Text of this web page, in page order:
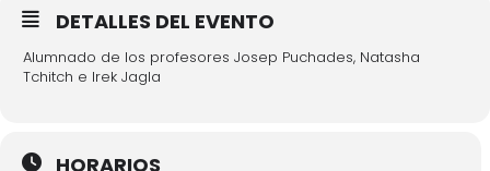
DETALLES DEL EVENTO
Alumnado de los profesores Josep Puchades, Natasha
Tchitch e Irek Jagla
HORARIOS